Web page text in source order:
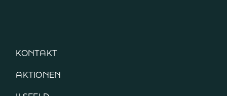
KONTAKT
AKTIONEN